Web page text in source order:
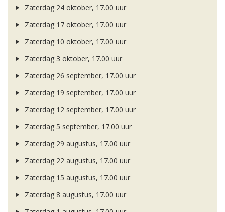
Zaterdag 24 oktober, 17.00 uur
Zaterdag 17 oktober, 17.00 uur
Zaterdag 10 oktober, 17.00 uur
Zaterdag 3 oktober, 17.00 uur
Zaterdag 26 september, 17.00 uur
Zaterdag 19 september, 17.00 uur
Zaterdag 12 september, 17.00 uur
Zaterdag 5 september, 17.00 uur
Zaterdag 29 augustus, 17.00 uur
Zaterdag 22 augustus, 17.00 uur
Zaterdag 15 augustus, 17.00 uur
Zaterdag 8 augustus, 17.00 uur